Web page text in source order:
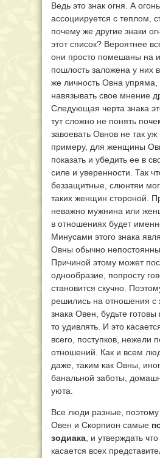
Ведь это знак огня. А огонь
ассоциируется с теплом,
почему же другие знаки
этот список? Вероятнее
они просто помешаны на
пошлость заложена у них
же личность Овна
навязывать свое мнение
Следующая черта знака
тут сложно не понять
завоевать Овнов не так уж
примеру, для женщины
показать и убедить ее в
силе и уверенности. Так
беззащитные, слюнтяи
таких женщин стороной.
неважно мужнина или
в отношениях будет
Минусами этого знака
Овны обычно
Причиной этому может
однообразие, попросту
становится скучно.
решились на отношения
знака Овен, будьте
то удивлять. И это
всего, поступков, нежели
отношений. Как и всем
даже, таким как Овны,
банальной заботы,
уюта.
Все люди разные, поэтому
Овен и Скорпион самые
зодиака , и утверждать
касается всех